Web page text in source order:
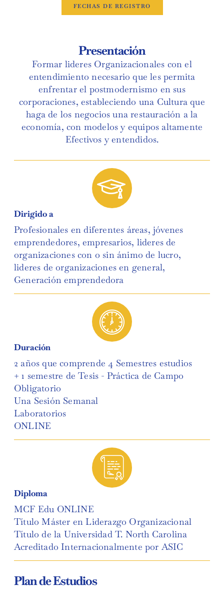
FECHAS DE REGISTRO
Presentación
Formar lideres Organizacionales con el
entendimiento necesario que les permita
enfrentar el postmodernismo en sus
corporaciones, estableciendo una Cultura que
haga de los negocios una restauración a la
economía, con modelos y equipos altamente
Efectivos y entendidos.
Dirigido a
Profesionales en diferentes áreas, jóvenes
emprendedores, empresarios, lideres de
organizaciones con o sin ánimo de lucro,
lideres de organizaciones en general,
Generación emprendedora
Duración
2 años que comprende 4 Semestres estudios
+ 1 semestre de Tesis - Práctica de Campo
Obligatorio
Una Sesión Semanal
Laboratorios
ONLINE
Diploma
MCF Edu ONLINE
Título Máster en Liderazgo Organizacional
Título de la Universidad T. North Carolina
Acreditado Internacionalmente por ASIC
Plan de Estudios